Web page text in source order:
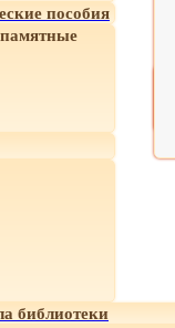
пособия
библиотеки